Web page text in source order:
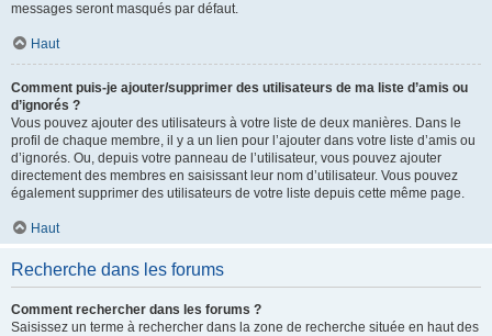
messages seront masqués par défaut.
Haut
Comment puis-je ajouter/supprimer des utilisateurs de ma liste d’amis ou
d’ignorés ?
Vous pouvez ajouter des utilisateurs à votre liste de deux manières. Dans le
profil de chaque membre, il y a un lien pour l’ajouter dans votre liste d’amis ou
d’ignorés. Ou, depuis votre panneau de l’utilisateur, vous pouvez ajouter
directement des membres en saisissant leur nom d’utilisateur. Vous pouvez
également supprimer des utilisateurs de votre liste depuis cette même page.
Haut
Recherche dans les forums
Comment rechercher dans les forums ?
Saisissez un terme à rechercher dans la zone de recherche située en haut des